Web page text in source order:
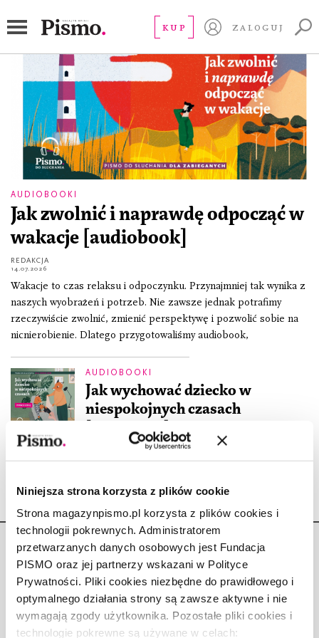
Niniejsza strona korzysta z plików cookie
Strona magazynpismo.pl korzysta z plików cookies i
technologii pokrewnych. Administratorem
przetwarzanych danych osobowych jest Fundacja
PISMO oraz jej partnerzy wskazani w Polityce
Prywatności. Pliki cookies niezbędne do prawidłowego i
optymalnego działania strony są zawsze aktywne i nie
wymagają zgody użytkownika. Pozostałe pliki cookies i
technologie pokrewne są używane w celach:
KUP ZALOGUJ
AUDIOBOOKI
Jak zwolnić i naprawdę odpocząć w
wakacje [audiobook]
REDAKCJA
14.07.2026
Wakacje to czas relaksu i odpoczynku. Przynajmniej tak wynika z
naszych wyobrażeń i potrzeb. Nie zawsze jednak potrafimy
rzeczywiście zwolnić, zmienić perspektywę i pozwolić sobie na
nicnierobienie. Dlatego przygotowaliśmy audiobook,
AUDIOBOOKI
Jak wychować dziecko w
niespokojnych czasach
[audiobook]
Copyright © Fundacja Pismo